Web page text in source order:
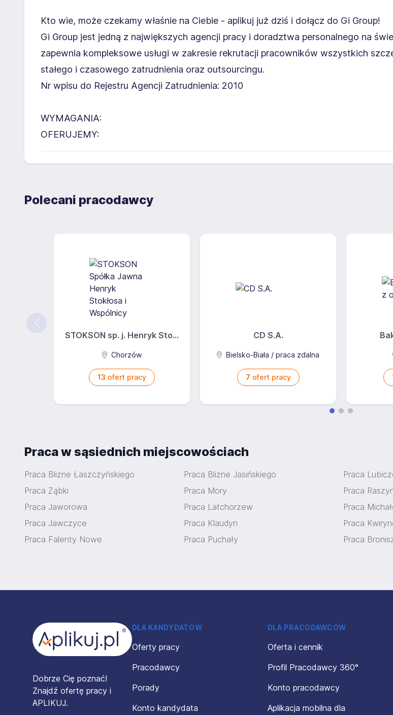
Kto wie, może czekamy właśnie na Ciebie - aplikuj już dziś i dołącz do Gi Group!
Gi Group jest jedną z największych agencji pracy i doradztwa personalnego na
zapewnia kompleksowe usługi w zakresie rekrutacji pracowników wszystkich
stałego i czasowego zatrudnienia oraz outsourcingu.
Nr wpisu do Rejestru Agencji Zatrudnienia: 2010
WYMAGANIA:
OFERUJEMY:
Polecani pracodawcy
STOKSON sp. j. Henryk Sto...
Chorzów
13 ofert pracy
CD S.A.
Bielsko-Biała / praca zdalna
7 ofert pracy
Praca w sąsiednich miejscowościach
Praca Blizne Łaszczyńskiego Praca Blizne Jasińskiego Praca
Praca Ząbki
Praca Mory Praca
Praca Jaworowa
Praca Latchorzew Praca
Praca Jawczyce
Praca Klaudyn Praca
Praca Falenty Nowe
Praca Puchały Praca
Dobrze Cię poznać!
Znajdź ofertę pracy i
APLIKUJ.
DLA KANDYDATÓW
Oferty pracy
Pracodawcy
Porady
Konto kandydata
DLA PRACODAWCÓW
Oferta i cennik
Profil Pracodawcy 360°
Konto pracodawcy
Aplikacja mobilna dla